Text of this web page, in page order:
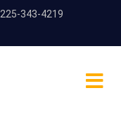
343-4219